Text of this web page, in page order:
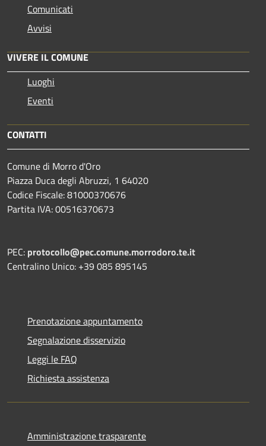
Comunicati
Avvisi
VIVERE IL COMUNE
Luoghi
Eventi
CONTATTI
Comune di Morro d'Oro
Piazza Duca degli Abruzzi, 1 64020
Codice Fiscale: 81000370676
Partita IVA: 00516370673
PEC: protocollo@pec.comune.morrodoro.te.it
Centralino Unico: +39 085 895145
Prenotazione appuntamento
Segnalazione disservizio
Leggi le FAQ
Richiesta assistenza
Amministrazione trasparente